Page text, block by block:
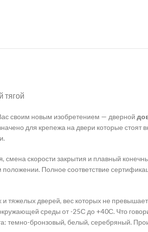
тягой
своим новым изобретением — дверной
для крепежа на двери которые стоят
скорости закрытия и плавный
Полное соответствие
тяжелых дверей, вес которых не
среды от -25С до +40С. Что
темно-бронзовый, белый, серебряный.